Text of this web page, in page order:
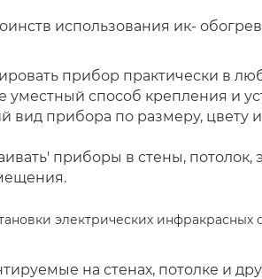
использования ик-
прибор практически в
уместный способ крепления и
вид прибора по размеру, цвету
приборы в стены,
электрических
на стенах, потолке и